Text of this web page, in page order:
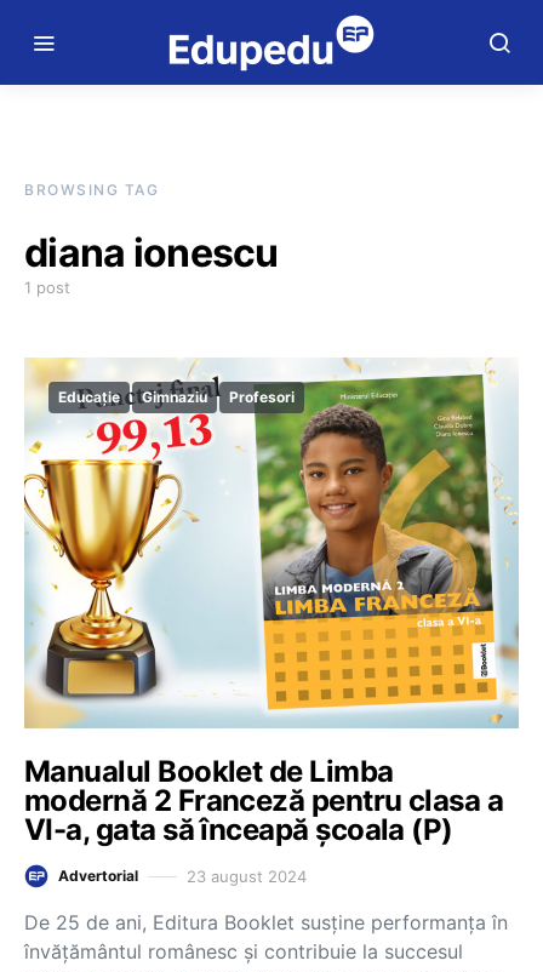
BROWSING TAG
diana ionescu
1 post
Educație Gimnaziu Profesori
Manualul Booklet de Limba
modernă 2 Franceză pentru clasa a
VI-a, gata să înceapă școala (P)
Advertorial 23 august 2024
De 25 de ani, Editura Booklet susține performanța în
învățământul românesc și contribuie la succesul